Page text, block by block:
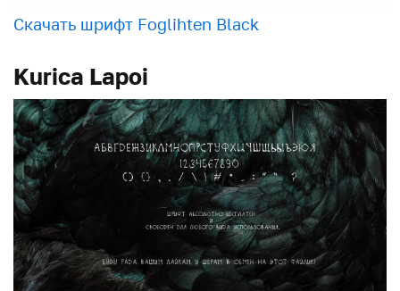
Скачать шрифт Foglihten Black
Kurica Lapoi